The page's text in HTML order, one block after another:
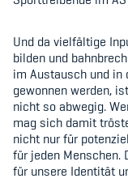
Organisation
Team
Und da vielfältige
bilden und
im Austausch und in
gewonnen werden,
nicht so abwegig.
mag sich damit
nicht nur für
für jeden Menschen.
für unsere Identität